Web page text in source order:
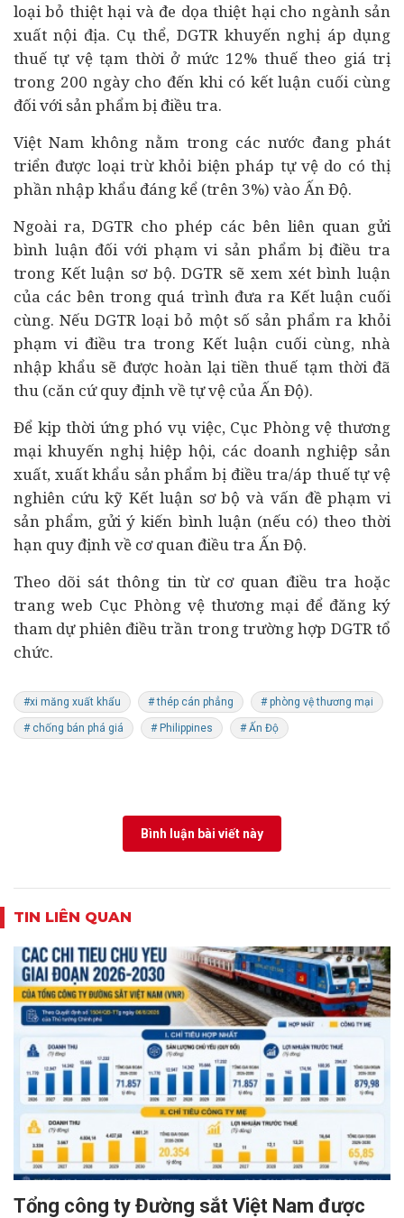
loại bỏ thiệt hại và đe dọa thiệt hại cho ngành sản
xuất nội địa. Cụ thể, DGTR khuyến nghị áp dụng
thuế tự vệ tạm thời ở mức 12% thuế theo giá trị
trong 200 ngày cho đến khi có kết luận cuối cùng
đối với sản phẩm bị điều tra.
Việt Nam không nằm trong các nước đang phát
triển được loại trừ khỏi biện pháp tự vệ do có thị
phần nhập khẩu đáng kể (trên 3%) vào Ấn Độ.
Ngoài ra, DGTR cho phép các bên liên quan gửi
bình luận đối với phạm vi sản phẩm bị điều tra
trong Kết luận sơ bộ. DGTR sẽ xem xét bình luận
của các bên trong quá trình đưa ra Kết luận cuối
cùng. Nếu DGTR loại bỏ một số sản phẩm ra khỏi
phạm vi điều tra trong Kết luận cuối cùng, nhà
nhập khẩu sẽ được hoàn lại tiền thuế tạm thời đã
thu (căn cứ quy định về tự vệ của Ấn Độ).
Để kịp thời ứng phó vụ việc, Cục Phòng vệ thương
mại khuyến nghị hiệp hội, các doanh nghiệp sản
xuất, xuất khẩu sản phẩm bị điều tra/áp thuế tự vệ
nghiên cứu kỹ Kết luận sơ bộ và vấn đề phạm vi
sản phẩm, gửi ý kiến bình luận (nếu có) theo thời
hạn quy định về cơ quan điều tra Ấn Độ.
Theo dõi sát thông tin từ cơ quan điều tra hoặc
trang web Cục Phòng vệ thương mại để đăng ký
tham dự phiên điều trần trong trường hợp DGTR tổ
chức.
#xi măng xuất khẩu # thép cán phẳng # phòng vệ thương mại
# chống bán phá giá # Philippines # Ấn Độ
Bình luận bài viết này
TIN LIÊN QUAN
Tổng công ty Đường sắt Việt Nam được